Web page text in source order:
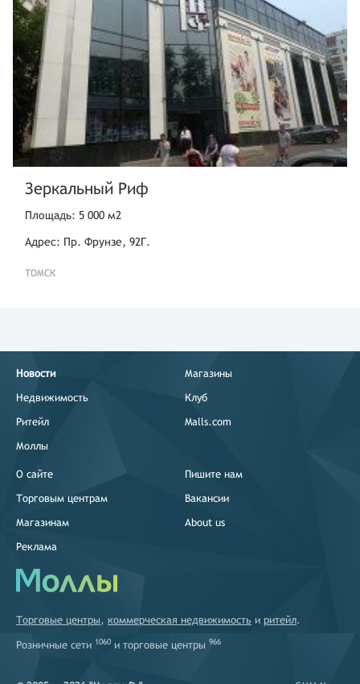
Зеркальный Риф
Площадь: 5 000 м2
Адрес: Пр. Фрунзе, 92Г.
ТОМСК
Новости
Недвижимость
Ритейл
Моллы
Магазины
Клуб
Malls.com
О сайте
Торговым центрам
Магазинам
Реклама
Пишите нам
Вакансии
About us
Торговые центры, коммерческая недвижимость и ритейл.
Розничные сети 1060 и торговые центры 966